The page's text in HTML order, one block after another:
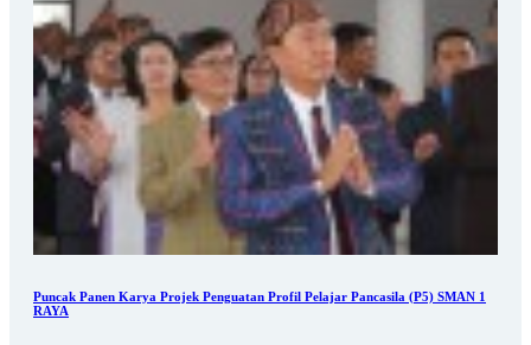
Puncak Panen Karya Projek Penguatan Profil Pelajar Pancasila (P5) SMAN 1
RAYA